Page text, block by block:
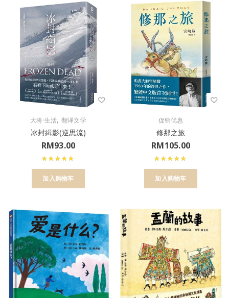
大将·生活, 翻译文学
冰封緝影(逆思流)
RM93.00
加入购物车
促销优惠
修那之旅
RM105.00
加入购物车